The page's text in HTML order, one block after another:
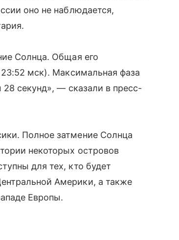
оно не наблюдается,
Солнца. Общая его
мск). Максимальная фаза
секунд», — сказали в пресс-
Полное затмение Солнца
некоторых островов
для тех, кто будет
Америки, а также
Европы.